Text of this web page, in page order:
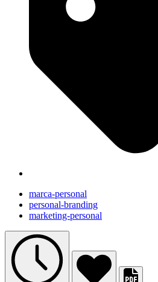
marca-personal
personal-branding
marketing-personal